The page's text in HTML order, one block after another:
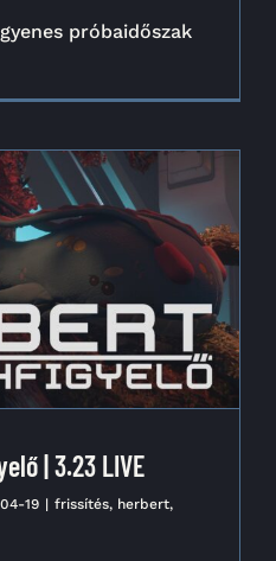
próbaidőszak
| 3.23 LIVE
19 | frissítés, herbert,